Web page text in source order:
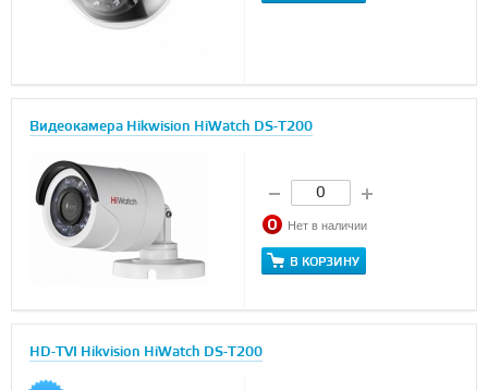
Видеокамера Hikwision HiWatch DS-T200
Нет в наличии
В КОРЗИНУ
HD-TVI Hikvision HiWatch DS-T200